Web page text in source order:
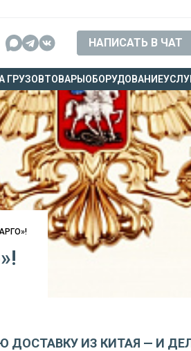
НАПИСАТЬ В ЧАТ
ГРУЗОВТОВАРЫ ОБОРУДОВАНИЕ
ДОСТАВКУ ИЗ КИТАЯ — И